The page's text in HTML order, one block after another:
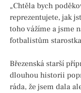
„Chtěla bych
reprezentujete, jak
toho vážíme a jsme
fotbalistům
Březenská starší
dlouhou historii
ráda, že jsem dala